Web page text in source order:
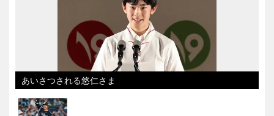
あいさつされる悠仁さま